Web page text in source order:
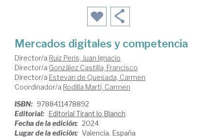
Mercados digitales y competencia
Director/a Ruiz Peris, Juan Ignacio
Director/a González Castilla, Francisco
Director/a Estevan de Quesada, Carmen
Coordinador/a Rodilla Martí, Carmen
ISBN: 9788411478892
Editorial: Editorial Tirant lo Blanch
Fecha de la edición: 2024
Lugar de la edición: Valencia. España